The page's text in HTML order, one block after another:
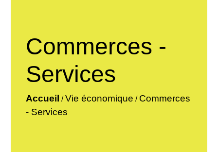
Commerces -
Services
Accueil /Vie économique / Commerces
- Services